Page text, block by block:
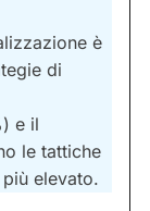
è
di
e il
le tattiche
elevato.